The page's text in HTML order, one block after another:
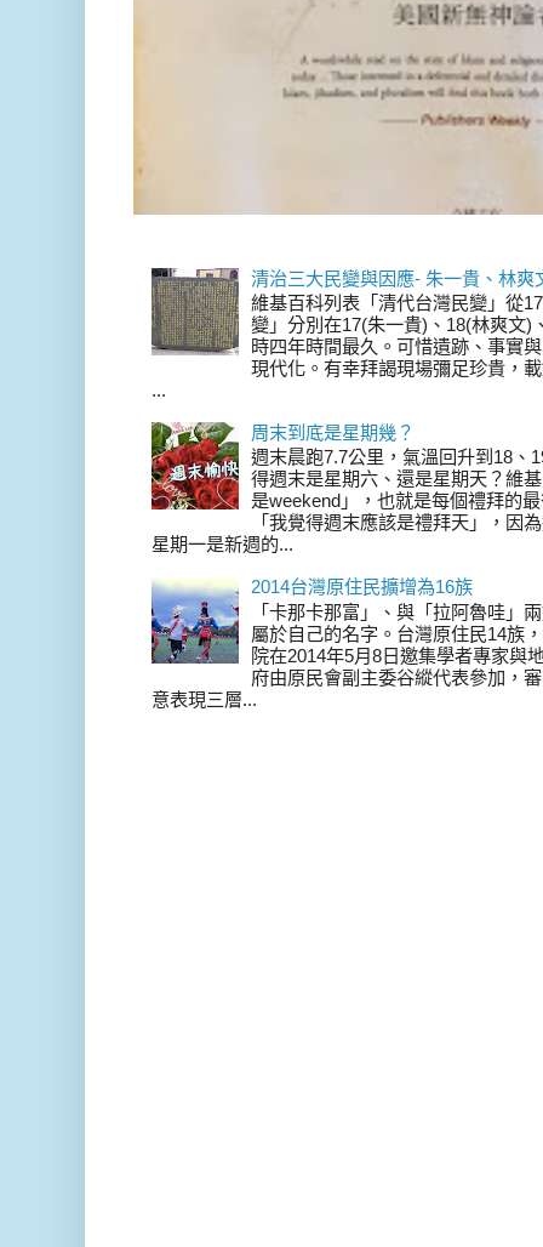
清治三大民變與因應- 朱一貴、林爽
維基百科列表「清代台灣民變」從
變」分別在17(朱一貴)、18(林爽文)
時四年時間最久。可惜遺跡、事實
現代化。有幸拜謁現場彌足珍貴，
...
周末到底是星期幾？
週末晨跑7.7公里，氣溫回升到18、
得週末是星期六、還是星期天？維
是weekend」，也就是每個禮拜的
「我覺得週末應該是禮拜天」，因
星期一是新週的...
2014台灣原住民擴增為16族
「卡那卡那富」、與「拉阿魯哇」
屬於自己的名字。台灣原住民14族
院在2014年5月8日邀集學者專家與
府由原民會副主委谷縱代表參加，
意表現三層...